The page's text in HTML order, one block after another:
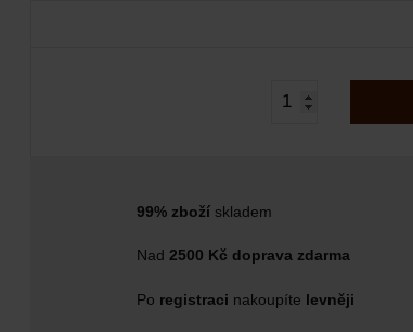
99% zbožískladem
Nad 2500 Kč doprava zdarma
Po registraci nakoupíte levněji